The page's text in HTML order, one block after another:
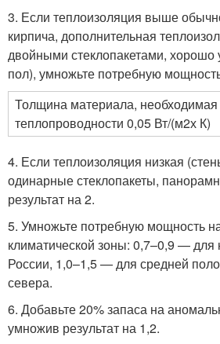
3. Если теплоизоляция выше
кирпича, дополнительная
двойными стеклопакетами,
пол), умножьте потребную
Толщина материала, необходимая
теплопроводности 0,05 Вт/(м2х К)
4. Если теплоизоляция низкая
одинарные стеклопакеты,
результат на 2.
5. Умножьте потребную мощность
климатической зоны: 0,7–0,9 —
России, 1,0–1,5 — для средней
севера.
6. Добавьте 20% запаса на
умножив результат на 1,2.